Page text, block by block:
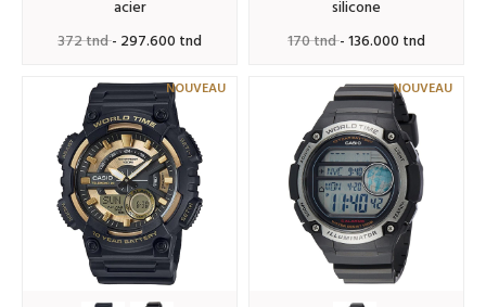
acier
372 tnd- 297.600 tnd
silicone
170 tnd- 136.000 tnd
NOUVEAU NOUVEAU